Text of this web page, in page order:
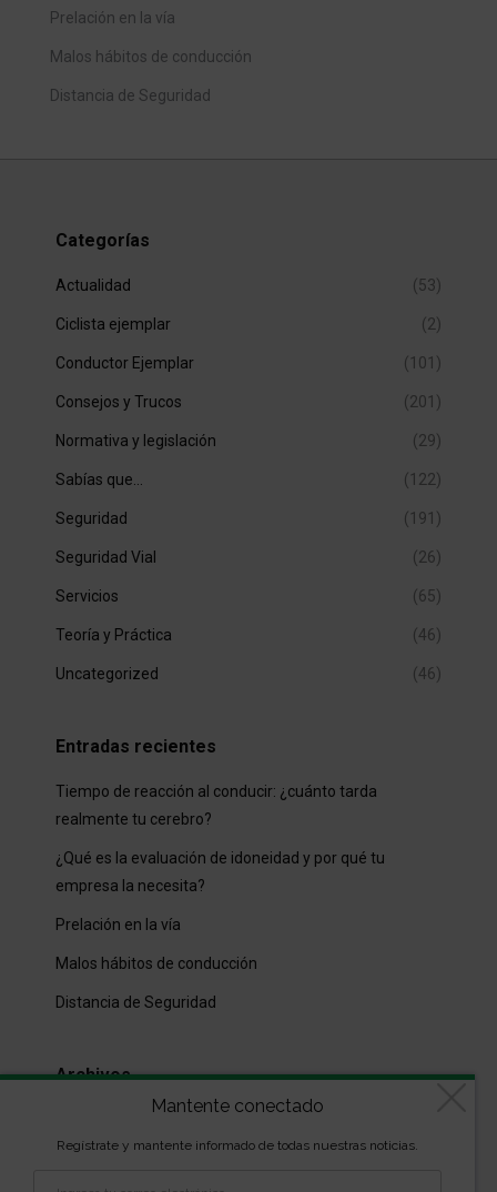
Prelación en la vía
Malos hábitos de conducción
Distancia de Seguridad
Categorías
Actualidad (53)
Ciclista ejemplar (2)
Conductor Ejemplar (101)
Consejos y Trucos (201)
Normativa y legislación (29)
Sabías que… (122)
Seguridad (191)
Seguridad Vial (26)
Servicios (65)
Teoría y Práctica (46)
Uncategorized (46)
Entradas recientes
Tiempo de reacción al conducir: ¿cuánto tarda
realmente tu cerebro?
¿Qué es la evaluación de idoneidad y por qué tu
empresa la necesita?
Prelación en la vía
Malos hábitos de conducción
Distancia de Seguridad
Archivos
Mantente conectado
Regístrate y mantente informado de todas nuestras noticias.